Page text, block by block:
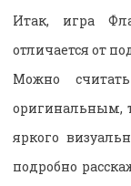
Итак, игра
отличается от
Можно
оригинальным,
яркого
подробно